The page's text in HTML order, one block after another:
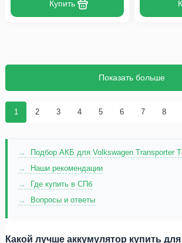
Купить
1 2 3 4 5 6 7 8
Показать больше
Подбор АКБ для Volkswagen Transporter
Наши рекомендации
Где купить в СПб
Вопросы и ответы
Какой лучше аккумулятор купить